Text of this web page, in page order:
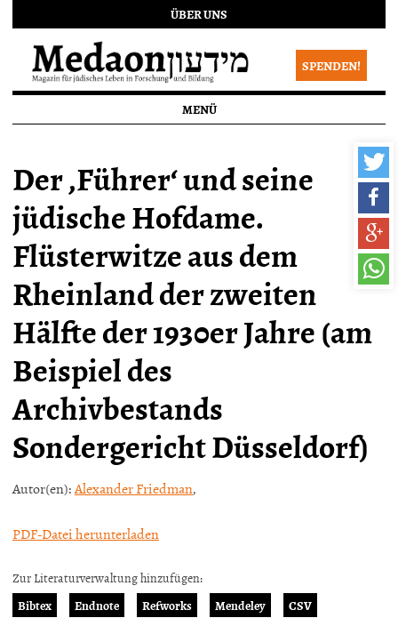
ÜBER UNS
SPENDEN!
MENÜ
Der ,Führer‘ und seine
jüdische Hofdame.
Flüsterwitze aus dem
Rheinland der zweiten
Hälfte der 1930er Jahre (am
Beispiel des
Archivbestands
Sondergericht Düsseldorf)
Autor(en):Alexander Friedman,
PDF-Datei herunterladen
Zur Literaturverwaltung hinzufügen:
Bibtex
Endnote Refworks Mendeley CSV